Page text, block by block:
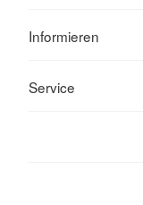
Informieren
Service